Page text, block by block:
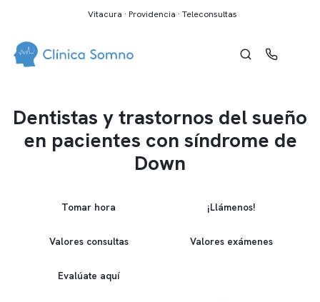
Vitacura · Providencia · Teleconsultas
Dentistas y trastornos del sueño
en pacientes con síndrome de
Down
Tomar hora ¡Llámenos!
Valores consultas Valores exámenes
Evalúate aquí